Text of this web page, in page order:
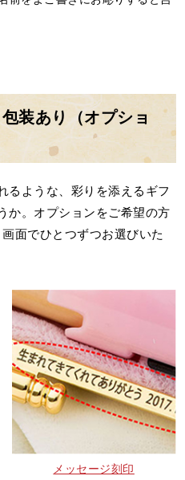
装あり（オプショ
るような、彩りを添えるギフ
か。オプションをご希望の方
面でひとつずつお選びいた
メッセージ刻印